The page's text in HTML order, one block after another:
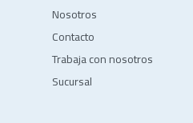
Nosotros
Contacto
Trabaja con nosotros
Sucursal